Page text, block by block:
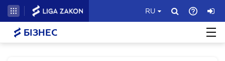
RU
БІЗНЕС